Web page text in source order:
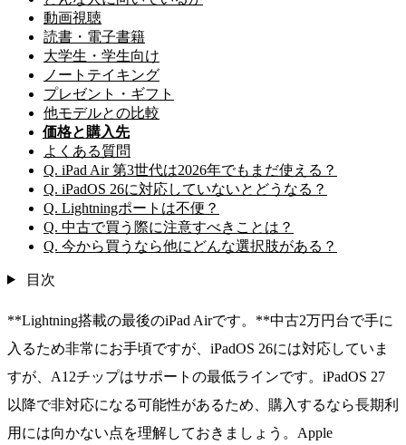
動画視聴
読書・電子書籍
大学生・学生向け
ノートテイキング
プレゼント・ギフト
他モデルとの比較
価格と購入先
よくある質問
Q. iPad Air 第3世代は2026年でもまだ使える？
Q. iPadOS 26に対応していないとどうなる？
Q. Lightningポートは不便？
Q. 中古で買う際に注意すべきことは？
Q. 今から買うなら他にどんな選択肢がある？
目次
**Lightning搭載の最後のiPad Airです。**中古2万円台で手に
入るため非常にお手頃ですが、iPadOS 26には対応していま
すが、A12チップはサポートの最低ラインです。iPadOS 27
以降で非対応になる可能性があるため、購入するなら長期利
用には向かない点を理解しておきましょう。Apple